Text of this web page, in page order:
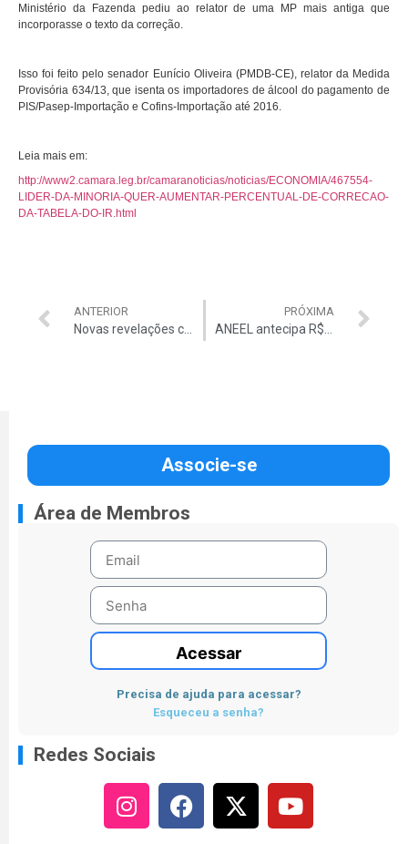
Ministério da Fazenda pediu ao relator de uma MP mais antiga que
incorporasse o texto da correção.
Isso foi feito pelo senador Eunício Oliveira (PMDB-CE), relator da Medida
Provisória 634/13, que isenta os importadores de álcool do pagamento de
PIS/Pasep-Importação e Cofins-Importação até 2016.
Leia mais em:
http://www2.camara.leg.br/camaranoticias/noticias/ECONOMIA/467554-
LIDER-DA-MINORIA-QUER-AUMENTAR-PERCENTUAL-DE-CORRECAO-
DA-TABELA-DO-IR.html
ANTERIOR PRÓXIMA
Associe-se
Área de Membros
Acessar
Precisa de ajuda para acessar?
Esqueceu a senha?
Redes Sociais